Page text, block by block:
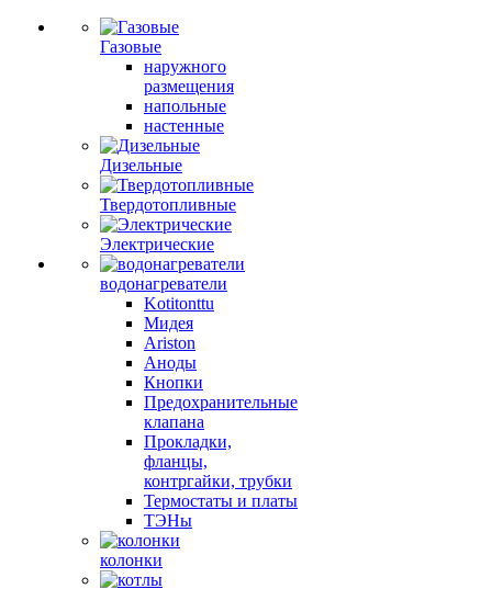
Газовые
наружного
размещения
напольные
настенные
Дизельные
Твердотопливные
Электрические
водонагреватели
Kotitonttu
Мидея
Ariston
Аноды
Кнопки
Предохранительные
клапана
Прокладки,
фланцы,
контргайки, трубки
Термостаты и платы
ТЭНы
колонки